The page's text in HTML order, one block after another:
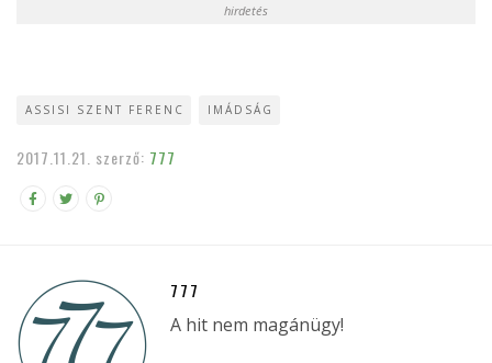
hirdetés
ASSISI SZENT FERENC IMÁDSÁG
2017.11.21. szerző: 777
777
A hit nem magánügy!